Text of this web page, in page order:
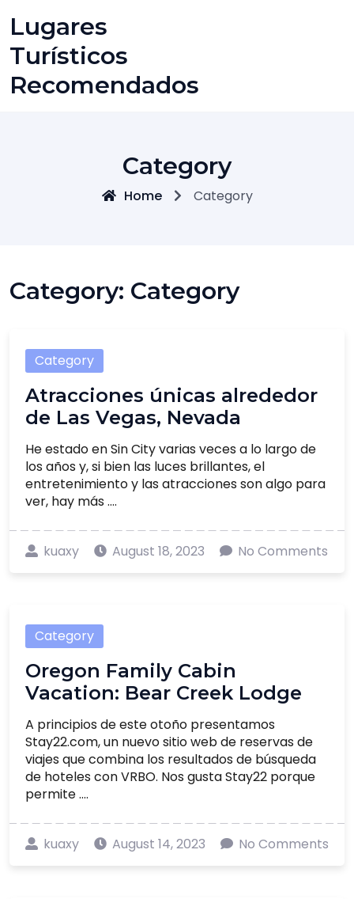
content
Lugares
Turísticos
Recomendados
Category
Home Category
Category: Category
Category
Atracciones únicas alrededor
de Las Vegas, Nevada
He estado en Sin City varias veces a lo largo de
los años y, si bien las luces brillantes, el
entretenimiento y las atracciones son algo para
ver, hay más ....
kuaxy August 18, 2023 No Comments
Category
Oregon Family Cabin
Vacation: Bear Creek Lodge
A principios de este otoño presentamos
Stay22.com, un nuevo sitio web de reservas de
viajes que combina los resultados de búsqueda
de hoteles con VRBO. Nos gusta Stay22 porque
permite ....
kuaxy August 14, 2023 No Comments